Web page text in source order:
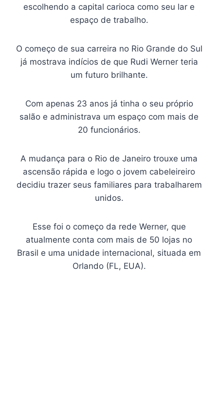
escolhendo a capital carioca como seu lar e
espaço de trabalho.
O começo de sua carreira no Rio Grande do Sul
já mostrava indícios de que Rudi Werner teria
um futuro brilhante.
Com apenas 23 anos já tinha o seu próprio
salão e administrava um espaço com mais de
20 funcionários.
A mudança para o Rio de Janeiro trouxe uma
ascensão rápida e logo o jovem cabeleireiro
decidiu trazer seus familiares para trabalharem
unidos.
Esse foi o começo da rede Werner, que
atualmente conta com mais de 50 lojas no
Brasil e uma unidade internacional, situada em
Orlando (FL, EUA).